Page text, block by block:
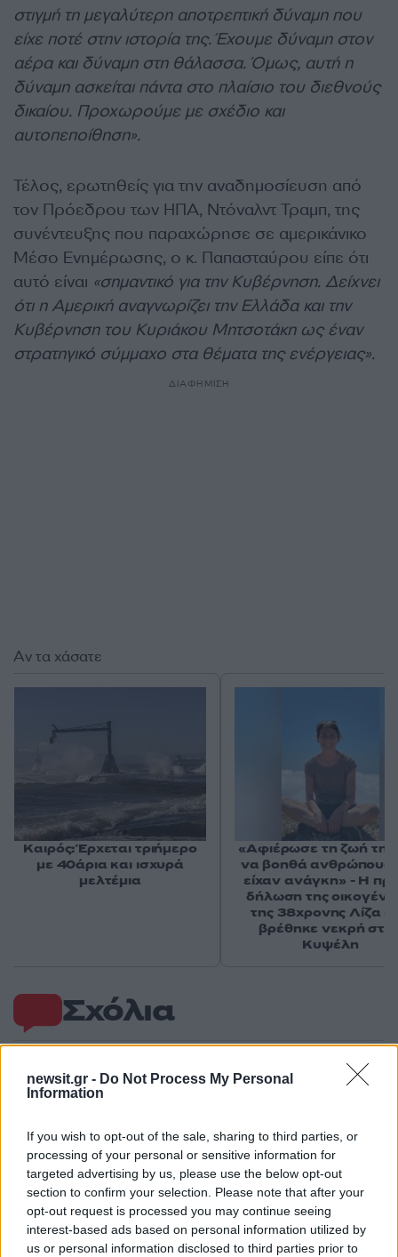
newsit.gr - Do Not Process My Personal
Information
If you wish to opt-out of the sale, sharing to third parties, or
processing of your personal or sensitive information for
targeted advertising by us, please use the below opt-out
section to confirm your selection. Please note that after your
opt-out request is processed you may continue seeing
interest-based ads based on personal information utilized by
us or personal information disclosed to third parties prior to
στιγμή τη μεγαλύτερη αποτρεπτική δύναμη που
είχε ποτέ στην ιστορία της. Έχουμε δύναμη στον
αέρα και δύναμη στη θάλασσα. Όμως, αυτή η
δύναμη ασκείται πάντα στο πλαίσιο του διεθνούς
δικαίου. Προχωρούμε με σχέδιο και
αυτοπεποίθηση».
Τέλος, ερωτηθείς για την αναδημοσίευση από
τον Πρόεδρου των ΗΠΑ, Ντόναλντ Τραμπ, της
συνέντευξης που παραχώρησε σε αμερικάνικο
Μέσο Ενημέρωσης, ο κ. Παπασταύρου είπε ότι
αυτό είναι «σημαντικό για την Κυβέρνηση. Δείχνει
ότι η Αμερική αναγνωρίζει την Ελλάδα και την
Κυβέρνηση του Κυριάκου Μητσοτάκη ως έναν
στρατηγικό σύμμαχο στα θέματα της ενέργειας».
ΔΙΑΦΗΜΙΣΗ
Σχόλια
50 /50
Αν τα χάσατε
Καιρός: Έρχεται τριήμερο
με 40άρια και ισχυρά
μελτέμια
«Αφιέρωσε τη ζωή της
να βοηθά ανθρώπους
είχαν ανάγκη» - Η
δήλωση της
της 38χρονης Λίζα
βρέθηκε νεκρή
Κυψέλη